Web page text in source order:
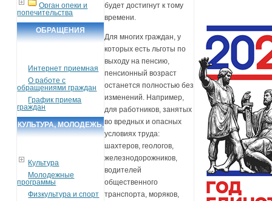
Орган опеки и
попечительства
ОБРАЩЕНИЯ
Интернет приемная
О работе с
обращениями граждан
График приема
граждан
КУЛЬТУРА, МОЛОДЕЖЬ,
Культура
Молодежные
программы
Физкультура и спорт
будет достигнут к тому
времени.
Для многих граждан, у
которых есть льготы по
выходу на пенсию,
пенсионный возраст
останется полностью без
изменений. Например,
для работников, занятых
во вредных и опасных
условиях труда:
шахтеров, геологов,
железнодорожников,
водителей
общественного
транспорта, моряков,